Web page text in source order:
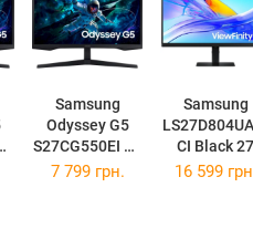
32
Samsung
Odyssey G5
S27CG550EI 27
(LS27CG550EI
Samsung
CI Black 27
7 799 грн. 16 599